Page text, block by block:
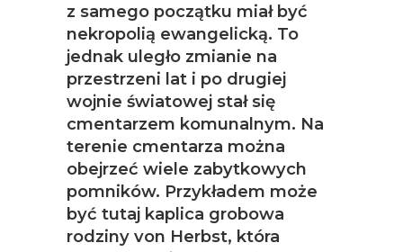
z samego początku miał być
nekropolią ewangelicką. To
jednak uległo zmianie na
przestrzeni lat i po drugiej
wojnie światowej stał się
cmentarzem komunalnym. Na
terenie cmentarza można
obejrzeć wiele zabytkowych
pomników. Przykładem może
być tutaj kaplica grobowa
rodziny von Herbst, która